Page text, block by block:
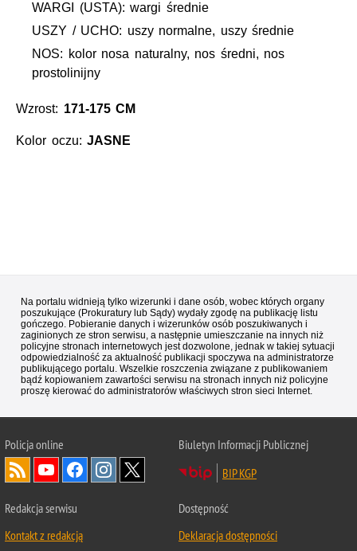
WARGI (USTA): wargi średnie
USZY / UCHO: uszy normalne, uszy średnie
NOS: kolor nosa naturalny, nos średni, nos
prostolinijny
Wzrost: 171-175 CM
Kolor oczu:JASNE
Na portalu widnieją tylko wizerunki i dane osób, wobec których organy
poszukujące (Prokuratury lub Sądy) wydały zgodę na publikację listu
gończego. Pobieranie danych i wizerunków osób poszukiwanych i
zaginionych ze stron serwisu, a następnie umieszczanie na innych niż
policyjne stronach internetowych jest dozwolone, jednak w takiej sytuacji
odpowiedzialność za aktualność publikacji spoczywa na administratorze
publikującego portalu. Wszelkie roszczenia związane z publikowaniem
bądź kopiowaniem zawartości serwisu na stronach innych niż policyjne
proszę kierować do administratorów właściwych stron sieci Internet.
Policjaonline
Biuletyn Informacji Publicznej
BIP KGP
Redakcja serwisu
Kontakt z redakcją
Dostępność
Deklaracja dostępności